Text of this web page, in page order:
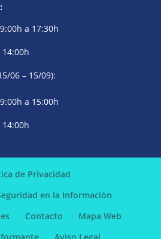
a 17:30h
06 – 15/09):
a 15:00h
de Privacidad
en la Información
Contacto
Mapa Web